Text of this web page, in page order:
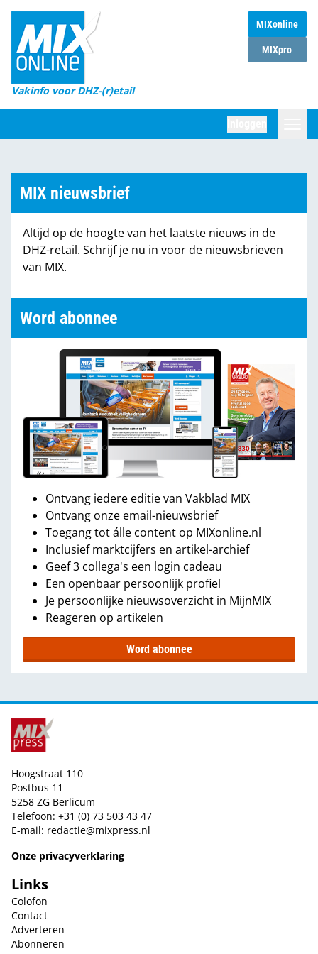
MIXonline
MIXpro
Vakinfo voor DHZ-(r)etail
Home
Magazines
DHZ Sessie
Marktcijfers
Partners
MIX nieuwsbrief
Altijd op de hoogte van het laatste nieuws in de
DHZ-retail. Schrijf je nu in voor de nieuwsbrieven
van MIX.
Word abonnee
Ontvang iedere editie van Vakblad MIX
Ontvang onze email-nieuwsbrief
Toegang tot álle content op MIXonline.nl
Inclusief marktcijfers en artikel-archief
Geef 3 collega's een login cadeau
Een openbaar persoonlijk profiel
Je persoonlijke nieuwsoverzicht in MijnMIX
Reageren op artikelen
Word abonnee
Hoogstraat 110
Postbus 11
5258 ZG Berlicum
Telefoon: +31 (0) 73 503 43 47
E-mail: redactie@mixpress.nl
Onze privacyverklaring
Links
Colofon
Contact
Adverteren
Abonneren